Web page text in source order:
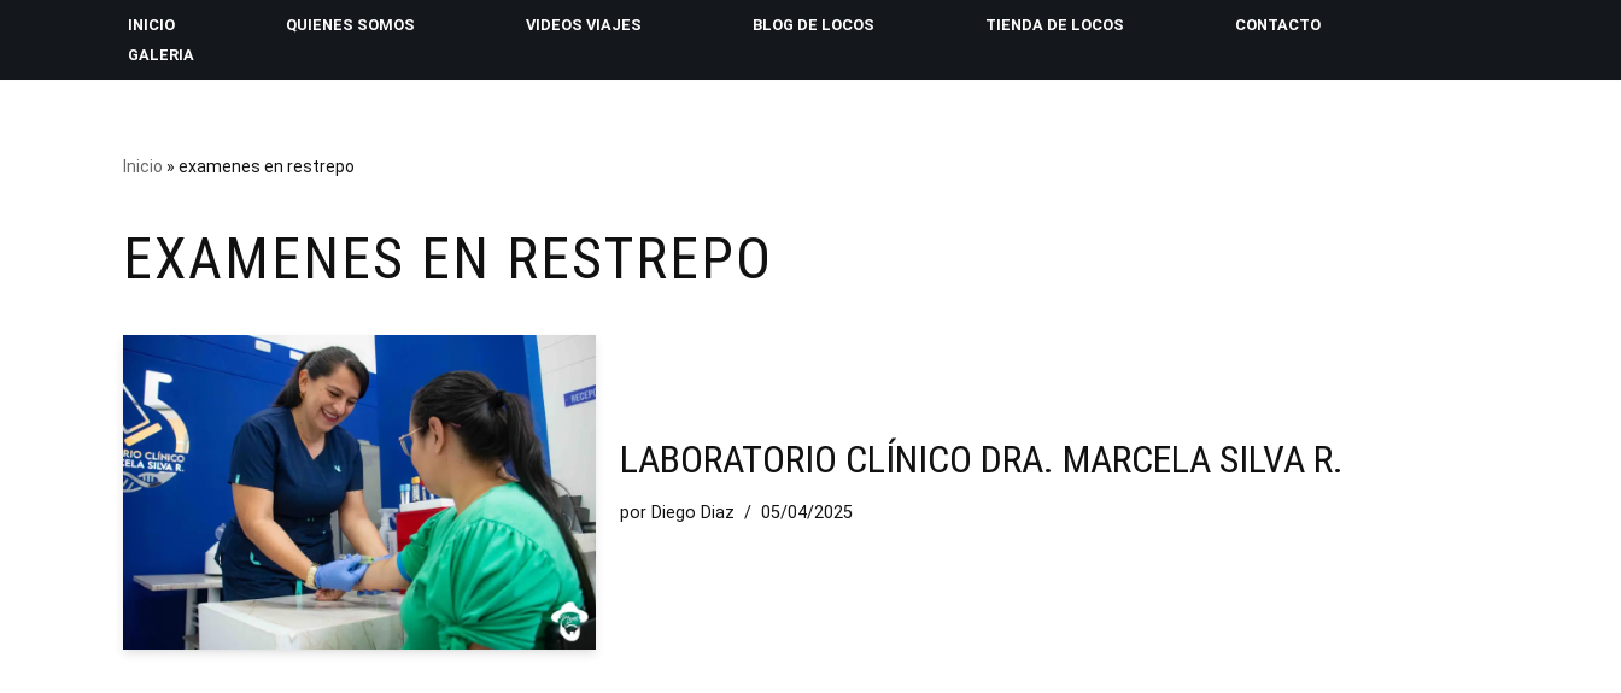
INICIO QUIENES SOMOS VIDEOS VIAJES BLOG DE LOCOS TIENDA DE LOCOS
CONTACTO
GALERIA
Inicio » examenes en restrepo
EXAMENES EN RESTREPO
LABORATORIO CLÍNICO DRA. MARCELA SILVA R.
por Diego Diaz 05/04/2025